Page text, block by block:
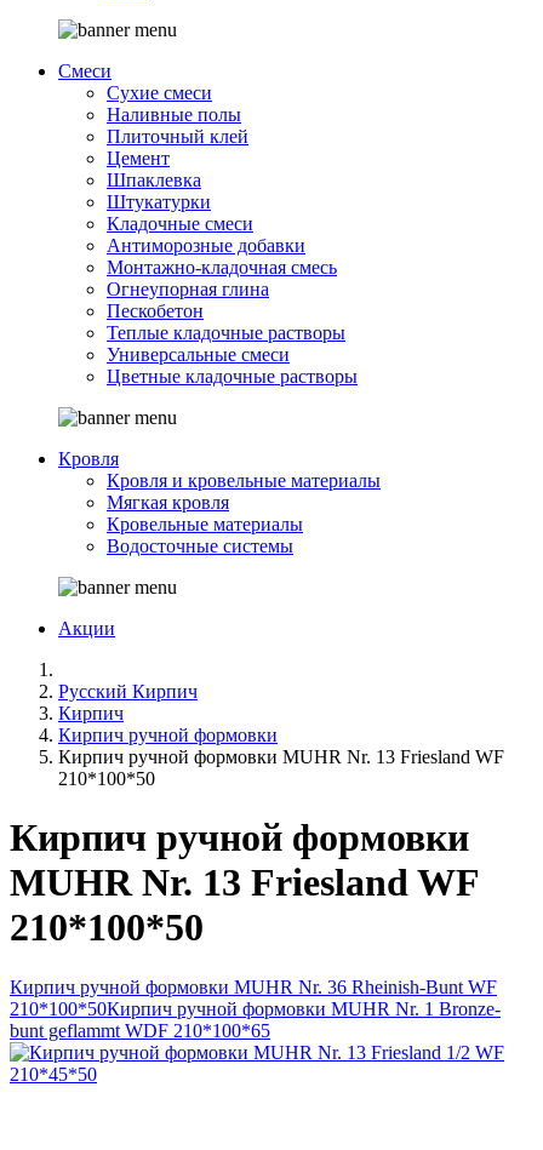
Смеси
Сухие смеси
Наливные полы
Плиточный клей
Цемент
Шпаклевка
Штукатурки
Кладочные смеси
Антиморозные добавки
Монтажно-кладочная смесь
Огнеупорная глина
Пескобетон
Теплые кладочные растворы
Универсальные смеси
Цветные кладочные растворы
Кровля
Кровля и кровельные материалы
Мягкая кровля
Кровельные материалы
Водосточные системы
Акции
Русский Кирпич
Кирпич
Кирпич ручной формовки
Кирпич ручной формовки MUHR Nr. 13 Friesland WF
210*100*50
Кирпич ручной формовки
MUHR Nr. 13 Friesland WF
210*100*50
Кирпич ручной формовки MUHR Nr. 36 Rheinish-Bunt WF
210*100*50Кирпич ручной формовки MUHR Nr. 1 Bronze-
bunt geflammt WDF 210*100*65